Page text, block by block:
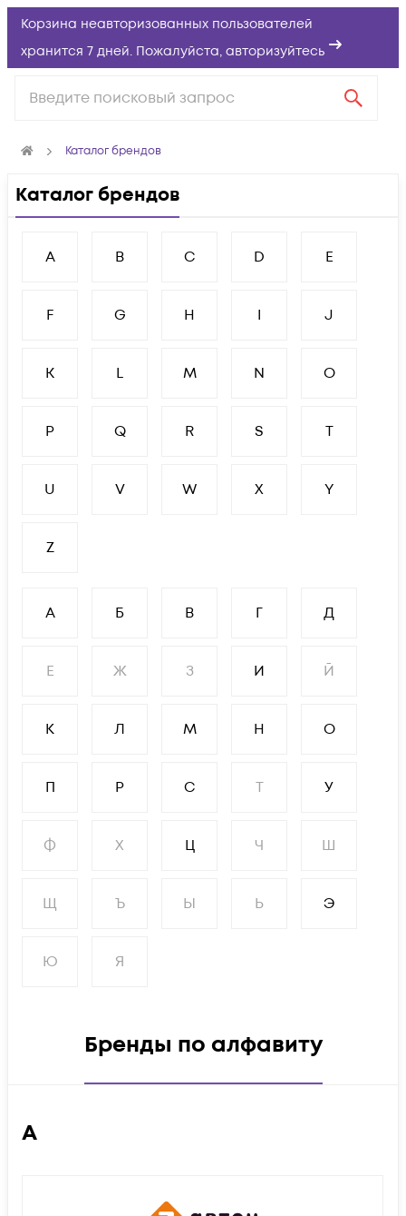
Корзина неавторизованных пользователей
хранится 7 дней. Пожалуйста, авторизуйтесь
Каталог брендов
Каталог брендов
A B C D E
F G H I J
K L M N O
P Q R S T
U V W X Y
Z
А Б В Г Д
Е Ж З И Й
К Л М Н О
П Р С Т У
Ф Х Ц Ч Ш
Щ Ъ Ы Ь Э
Ю Я
Бренды по алфавиту
А